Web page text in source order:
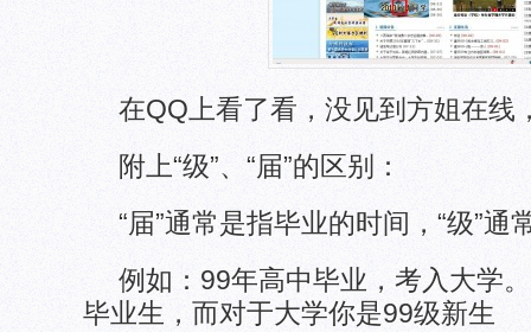
在QQ上看了看，没见到方姐在线
附上“级”、“届”的区别：
“届”通常是指毕业的时间，“级”通
例如：99年高中毕业，考入大学
毕业生，而对于大学你是99级新生